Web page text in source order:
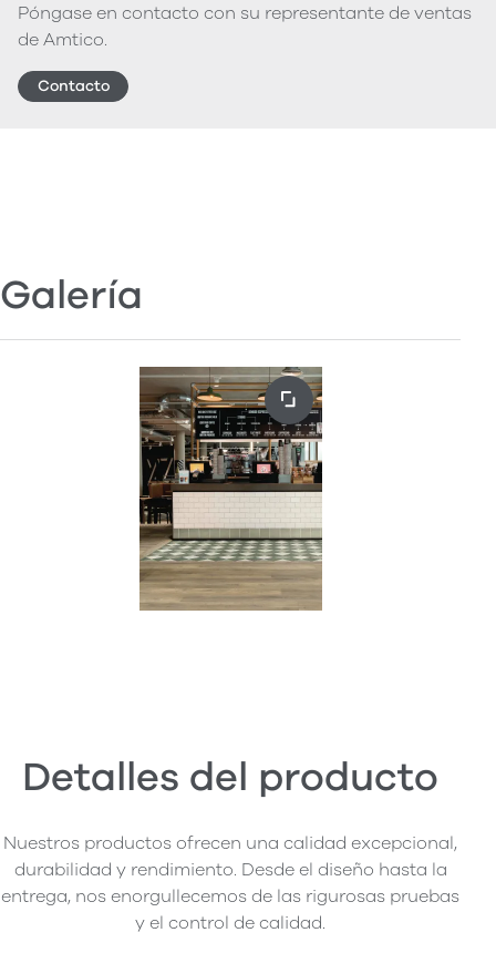
Póngase en contacto con su representante de ventas
de Amtico.
Contacto
Galería
Detalles del producto
Nuestros productos ofrecen una calidad excepcional,
durabilidad y rendimiento. Desde el diseño hasta la
entrega, nos enorgullecemos de las rigurosas pruebas
y el control de calidad.